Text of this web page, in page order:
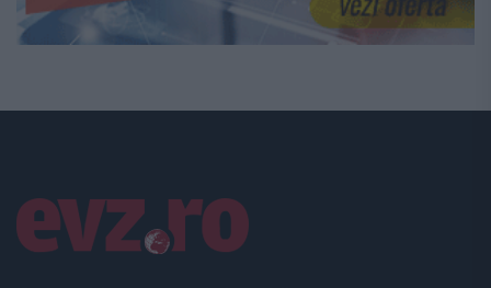
Linkuri utile